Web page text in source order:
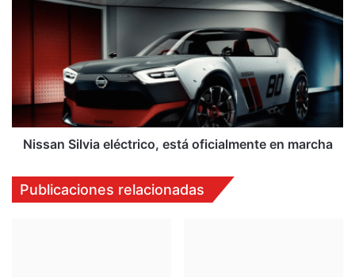
eléctrico,
en
marcha
Nissan Silvia eléctrico, está oficialmente en marcha
Publicaciones relacionadas